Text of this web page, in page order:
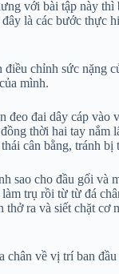
với bài tập này thì
là các bước thực
chỉnh sức nặng
mình.
đeo đai dây cáp vào
thời hai tay nắm
cân bằng, tránh bị
sao cho đầu gối và
trụ rồi từ từ đá
thở ra và siết chặt cơ
chân về vị trí ban